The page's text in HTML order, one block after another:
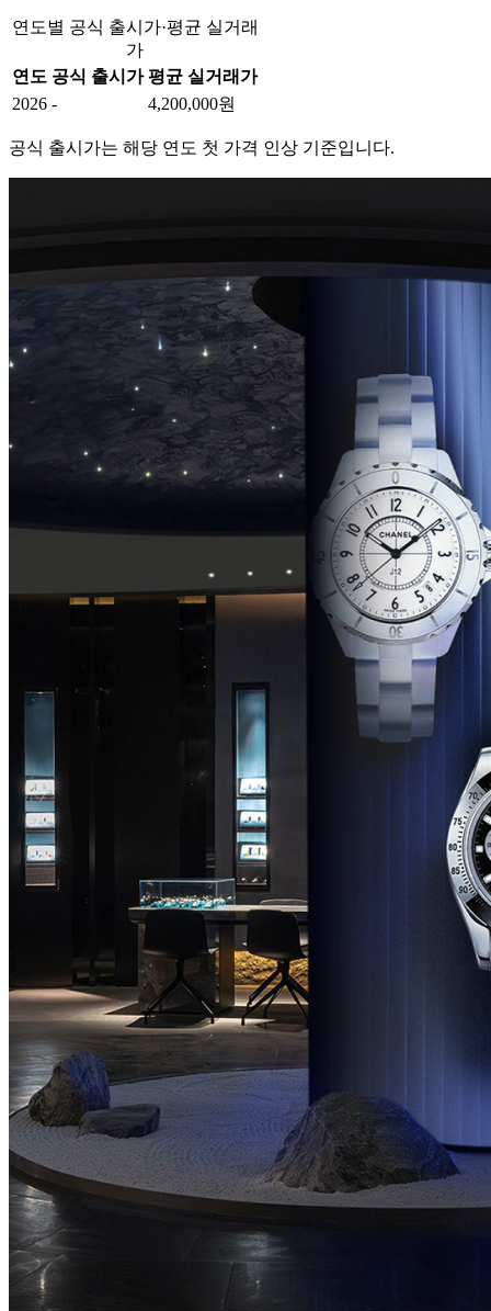
연도별 공식 출시가·평균 실거래
가
연도 공식 출시가 평균 실거래가
2026 - 4,200,000원
공식 출시가는 해당 연도 첫 가격 인상 기준입니다.